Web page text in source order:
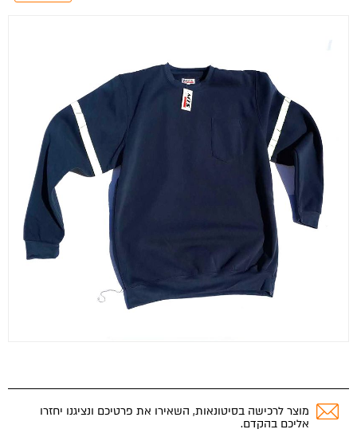
מוצר לרכישה בסיטונאות, השאירו את פרטיכם ונציגנו יחזרו
אליכם בהקדם.